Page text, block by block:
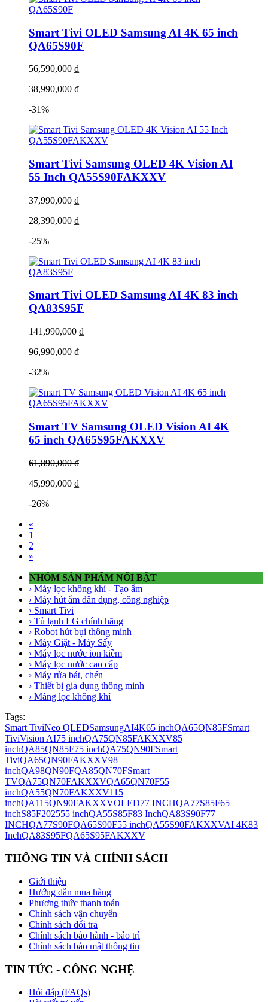
Smart Tivi OLED Samsung AI 4K 65 inch
QA65S90F
56,590,000 ₫
38,990,000 ₫
-31%
Smart Tivi Samsung OLED 4K Vision AI
55 Inch QA55S90FAKXXV
37,990,000 ₫
28,390,000 ₫
-25%
Smart Tivi OLED Samsung AI 4K 83 inch
QA83S95F
141,990,000 ₫
96,990,000 ₫
-32%
Smart TV Samsung OLED Vision AI 4K
65 inch QA65S95FAKXXV
61,890,000 ₫
45,990,000 ₫
-26%
«
1
2
»
NHÓM SẢN PHẨM NỔI BẬT
› Máy lọc không khí - Tạo ẩm
› Máy hút ẩm dân dụng, công nghiệp
› Smart Tivi
› Tủ lạnh LG chính hãng
› Robot hút bụi thông minh
› Máy Giặt - Máy Sấy
› Máy lọc nước ion kiềm
› Máy lọc nước cao cấp
› Máy rửa bát, chén
› Thiết bị gia dụng thông minh
› Màng lọc không khí
Tags:
Smart TiviNeo QLEDSamsungAI4K65 inchQA65QN85FSmart
TiviVision AI75 inchQA75QN85FAKXXV85
inchQA85QN85F75 inchQA75QN90FSmart
TiviQA65QN90FAKXXV98
inchQA98QN90FQA85QN70FSmart
TVQA75QN70FAKXXVQA65QN70F55
inchQA55QN70FAKXXV115
inchQA115QN90FAKXXVOLED77 INCHQA77S85F65
inchS85F202555 inchQA55S85F83 InchQA83S90F77
INCHQA77S90FQA65S90F55 inchQA55S90FAKXXVAI 4K83
InchQA83S95FQA65S95FAKXXV
THÔNG TIN VÀ CHÍNH SÁCH
Giới thiệu
Hướng dẫn mua hàng
Phương thức thanh toán
Chính sách vận chuyển
Chính sách đổi trả
Chính sách bảo hành - bảo trì
Chính sách bảo mật thông tin
TIN TỨC - CÔNG NGHỆ
Hỏi đáp (FAQs)